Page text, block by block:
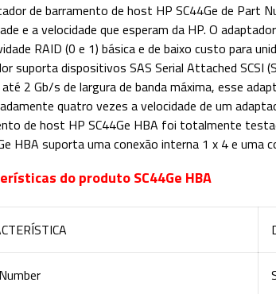
de barramento de host HP SC44Ge de Part
e a velocidade que esperam da HP. O
RAID (0 e 1) básica e de baixo custo para
suporta dispositivos SAS Serial Attached SCSI
2 Gb/s de largura de banda máxima, esse
quatro vezes a velocidade de um
de host HP SC44Ge HBA foi totalmente
HBA suporta uma conexão interna 1 x 4 e uma
do produto SC44Ge HBA